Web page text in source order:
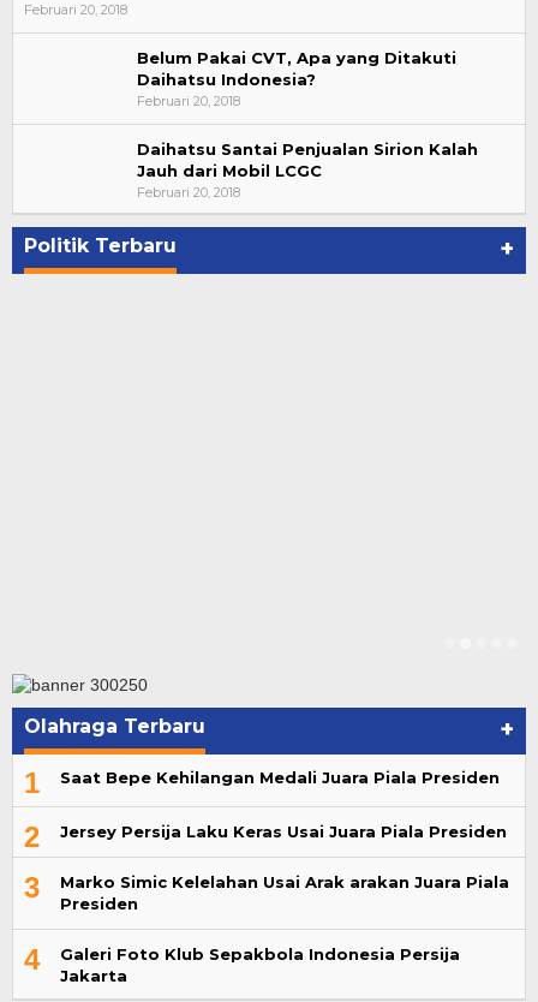
Februari 20, 2018
Belum Pakai CVT, Apa yang Ditakuti
Daihatsu Indonesia?
Februari 20, 2018
Daihatsu Santai Penjualan Sirion Kalah
Jauh dari Mobil LCGC
Februari 20, 2018
Politik Terbaru +
Bupati Ahmad Hijazi, Hadiri Paripurna Hasil
Penetapan Paslon Bupati dan Wabup Te…
Di NASIONAL, POLITIK, REJANG LEBONG
Olahraga Terbaru +
1 Saat Bepe Kehilangan Medali Juara Piala Presiden
2 Jersey Persija Laku Keras Usai Juara Piala Presiden
3
Marko Simic Kelelahan Usai Arak arakan Juara Piala
Presiden
4
Galeri Foto Klub Sepakbola Indonesia Persija
Jakarta